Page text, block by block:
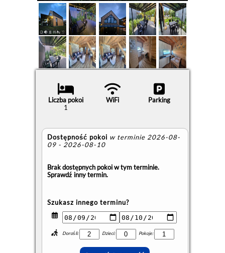
Liczba pokoi
1
WiFi Parking
Dostępność pokoi w terminie 2026-08-
09 - 2026-08-10
Brak dostępnych pokoi w tym terminie.
Sprawdź inny termin.
Szukasz innego terminu?
Dorośli: Dzieci: Pokoje: